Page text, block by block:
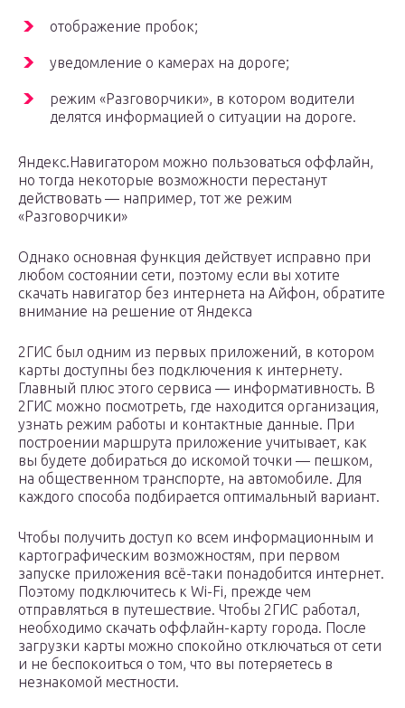
отображение пробок;
уведомление о камерах на дороге;
режим «Разговорчики», в котором водители
делятся информацией о ситуации на дороге.
Яндекс.Навигатором можно пользоваться оффлайн,
но тогда некоторые возможности перестанут
действовать — например, тот же режим
«Разговорчики»
Однако основная функция действует исправно при
любом состоянии сети, поэтому если вы хотите
скачать навигатор без интернета на Айфон, обратите
внимание на решение от Яндекса
2ГИС был одним из первых приложений, в котором
карты доступны без подключения к интернету.
Главный плюс этого сервиса — информативность. В
2ГИС можно посмотреть, где находится организация,
узнать режим работы и контактные данные. При
построении маршрута приложение учитывает, как
вы будете добираться до искомой точки — пешком,
на общественном транспорте, на автомобиле. Для
каждого способа подбирается оптимальный вариант.
Чтобы получить доступ ко всем информационным и
картографическим возможностям, при первом
запуске приложения всё-таки понадобится интернет.
Поэтому подключитесь к Wi-Fi, прежде чем
отправляться в путешествие. Чтобы 2ГИС работал,
необходимо скачать оффлайн-карту города. После
загрузки карты можно спокойно отключаться от сети
и не беспокоиться о том, что вы потеряетесь в
незнакомой местности.